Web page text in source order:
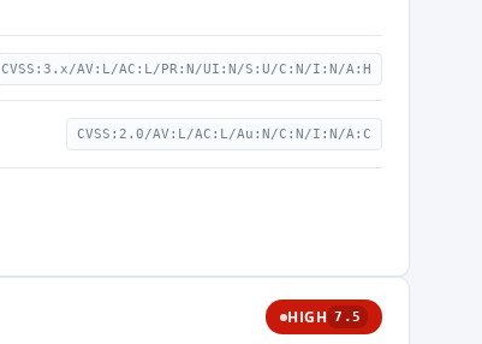
CVSS:3.x/AV:L/AC:L/PR:N/UI:N/S:U/C:N/I:N/A:H
CVSS:2.0/AV:L/AC:L/Au:N/C:N/I:N/A:C
HIGH 7.5